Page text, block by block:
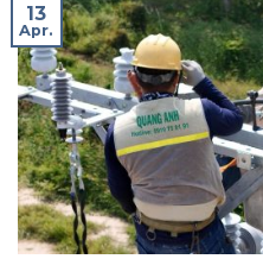
13
Apr.